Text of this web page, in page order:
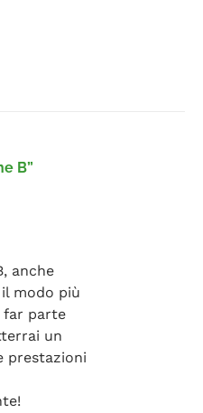
B”
anche
modo più
far parte
un
prestazioni